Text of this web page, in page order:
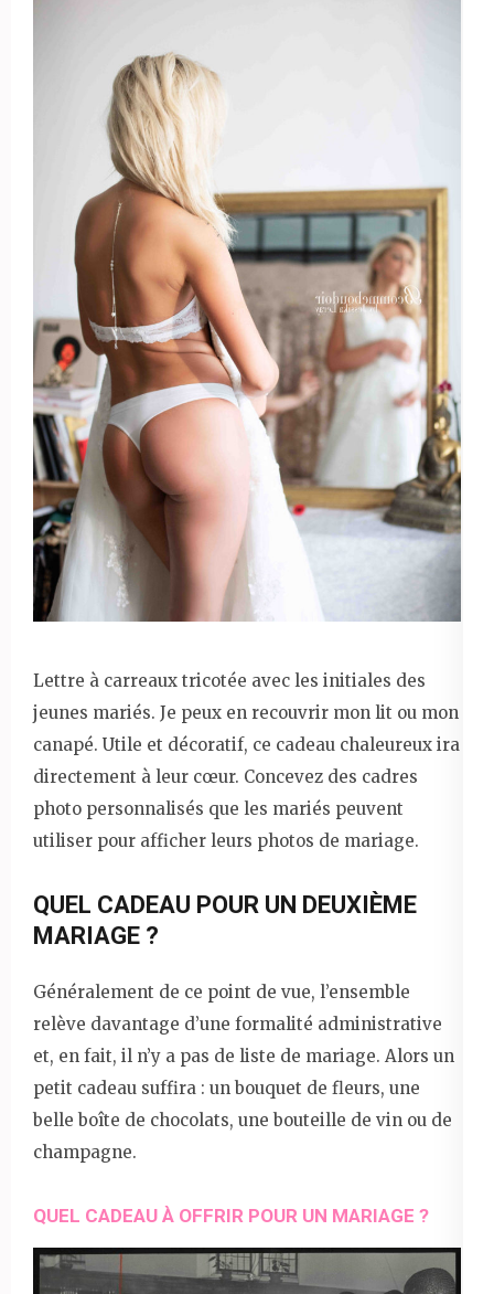
Lettre à carreaux tricotée avec les initiales des
jeunes mariés. Je peux en recouvrir mon lit ou mon
canapé. Utile et décoratif, ce cadeau chaleureux ira
directement à leur cœur. Concevez des cadres
photo personnalisés que les mariés peuvent
utiliser pour afficher leurs photos de mariage.
QUEL CADEAU POUR UN DEUXIÈME
MARIAGE ?
Généralement de ce point de vue, l’ensemble
relève davantage d’une formalité administrative
et, en fait, il n’y a pas de liste de mariage. Alors un
petit cadeau suffira : un bouquet de fleurs, une
belle boîte de chocolats, une bouteille de vin ou de
champagne.
QUEL CADEAU À OFFRIR POUR UN MARIAGE ?